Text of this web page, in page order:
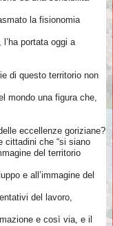
la fisionomia
portata oggi a
di questo territorio non
mondo una figura che,
eccellenze goriziane?
cittadini che “si siano
del territorio
e all’immagine del
del lavoro,
e così via, e il